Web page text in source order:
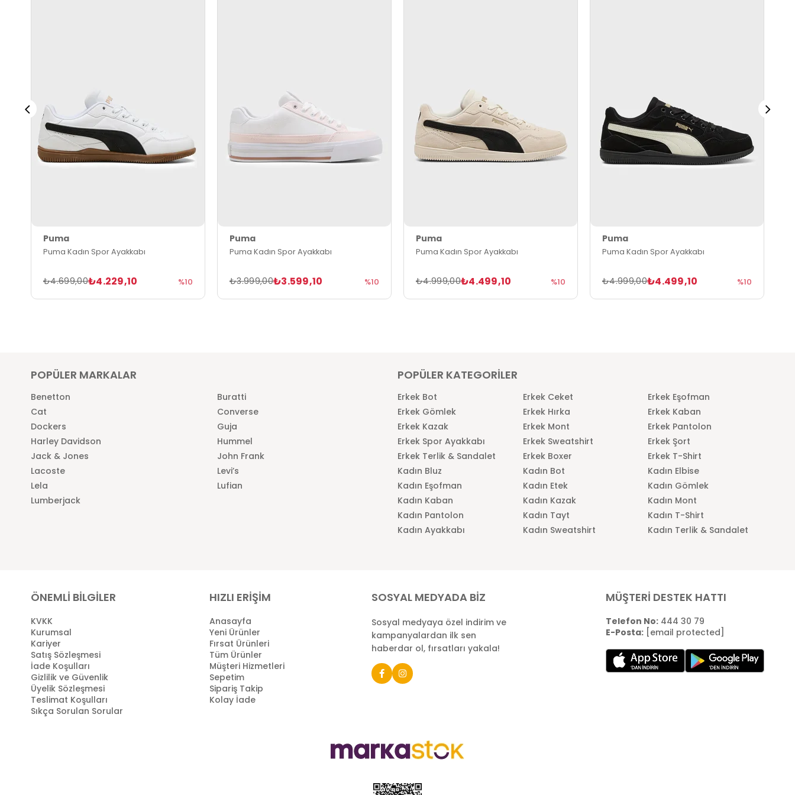
Puma
Puma Kadın Spor Ayakkabı
₺4.229,10
₺4.699,00 %10
Puma
Puma Kadın Spor Ayakkabı
₺3.599,10
₺3.999,00 %10
Puma
Puma Kadın Spor Ayakkabı
₺4.499,10
₺4.999,00 %10
Puma
Puma Kadın Spor Ayakkabı
₺4.499,10
₺4.999,00 %10
POPÜLER MARKALAR
Benetton
Buratti
Cat
Converse
Dockers
Guja
Harley Davidson
Hummel
Jack & Jones
John Frank
Lacoste
Levi’s
Lela
Lufian
Lumberjack
POPÜLER KATEGORİLER
Erkek Bot Erkek Ceket
Erkek Eşofman
Erkek Gömlek
Erkek Hırka
Erkek Kaban
Erkek Kazak
Erkek Mont
Erkek Pantolon
Erkek Spor Ayakkabı
Erkek Sweatshirt
Erkek Şort
Erkek Terlik & Sandalet
Erkek Boxer
Erkek T-Shirt
Kadın Bluz
Kadın Bot
Kadın Elbise
Kadın Eşofman
Kadın Etek
Kadın Gömlek
Kadın Kaban
Kadın Kazak
Kadın Mont
Kadın Pantolon
Kadın Tayt
Kadın T-Shirt
Kadın Ayakkabı
Kadın Sweatshirt Kadın Terlik & Sandalet
ÖNEMLİ BİLGİLER
KVKK
Kurumsal
Kariyer
Satış Sözleşmesi
İade Koşulları
Gizlilik ve Güvenlik
Üyelik Sözleşmesi
Teslimat Koşulları
Sıkça Sorulan Sorular
HIZLI ERİŞİM
Anasayfa
Yeni Ürünler
Fırsat Ürünleri
Tüm Ürünler
Müşteri Hizmetleri
Sepetim
Sipariş Takip
Kolay İade
SOSYAL MEDYADA BİZ
Sosyal medyaya özel indirim ve
kampanyalardan ilk sen
haberdar ol, fırsatları yakala!
MÜŞTERİ DESTEK HATTI
Telefon No:444 30 79
E-Posta: [email protected]